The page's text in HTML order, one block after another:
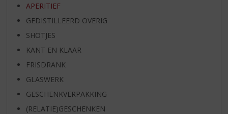
APERITIEF
GEDISTILLEERD OVERIG
SHOTJES
KANT EN KLAAR
FRISDRANK
GLASWERK
GESCHENKVERPAKKING
(RELATIE)GESCHENKEN